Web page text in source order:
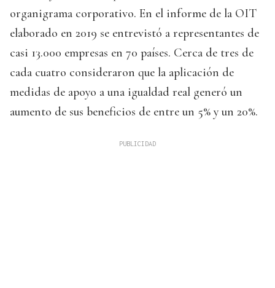
organigrama corporativo. En el informe de la OIT
elaborado en 2019 se entrevistó a representantes de
casi 13.000 empresas en 70 países. Cerca de tres de
cada cuatro consideraron que la aplicación de
medidas de apoyo a una igualdad real generó un
aumento de sus beneficios de entre un 5% y un 20%.